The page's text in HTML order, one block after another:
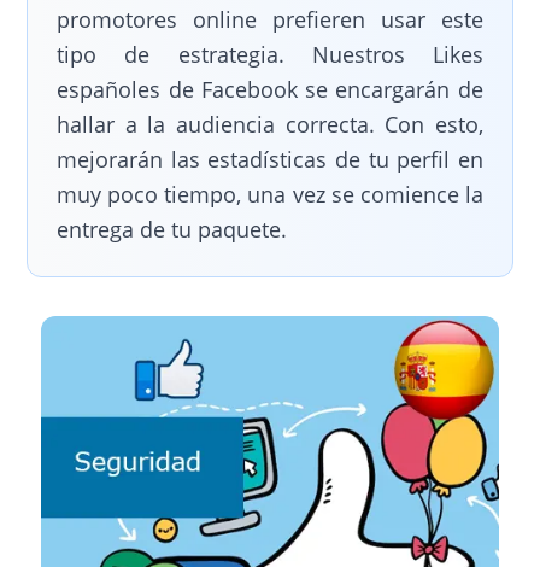
promotores online prefieren usar este
tipo de estrategia. Nuestros Likes
españoles de Facebook se encargarán de
hallar a la audiencia correcta. Con esto,
mejorarán las estadísticas de tu perfil en
muy poco tiempo, una vez se comience la
entrega de tu paquete.